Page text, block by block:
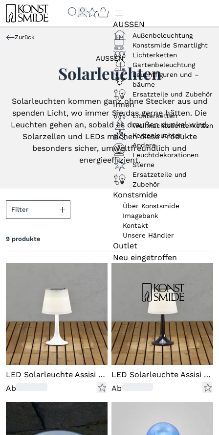
AUSSEN
Außenbeleuchtung
Konstsmide Smartlight
Lichterketten
Gartenbeleuchtung
Leuchtfiguren und –
bäume
Ersatzteile und Zubehör
Innen
Lichterketten
Weihnachtslichterketten
Kerzenleuchter
Andere
Leuchtdekorationen
Sterne
Ersatzeteile und
Zubehör
Konstsmide
Über Konstsmide
Imagebank
Kontakt
Unsere Händler
Outlet
Neu eingetroffen
Zurück
AUSSEN
Solarleuchten
Solarleuchten kommen ganz ohne Stecker aus und
spenden Licht, wo immer Sie das gerne hätten. Die
Leuchten gehen an, sobald es draußen dunkel wird.
Solarzellen und LEDs machen diese Produkte
besonders sicher, umweltfreundlich und
energieeffizient.
Filter
Farbe
Kabelfarbe
9 produkte
LED Solarleuchte Assisi weiss
Ab
LED Solarleuchte Assisi schwar
Ab